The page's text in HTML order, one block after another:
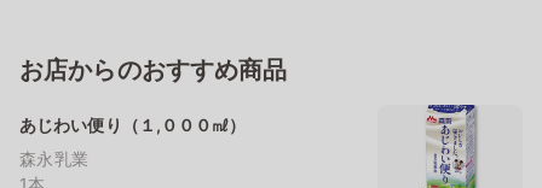
お店からのおすすめ商品
あじわい便り（１,０００㎖）
森永乳業
1本